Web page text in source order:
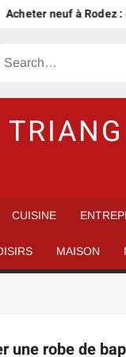
Acheter neuf à Rodez
CUISINE
MAISON
une robe de